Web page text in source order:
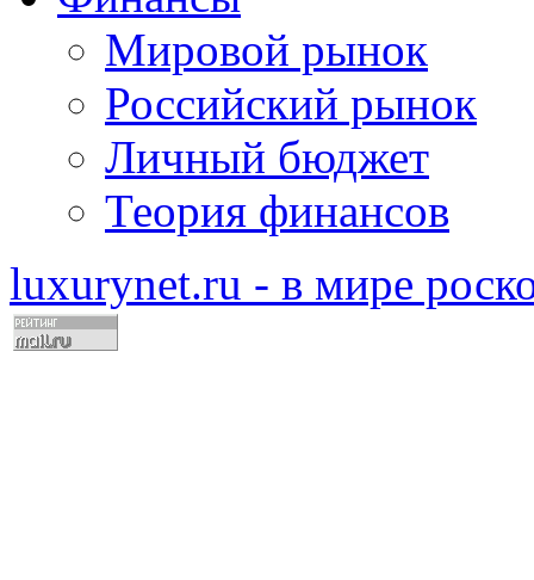
Мировой рынок
Российский рынок
Личный бюджет
Теория финансов
luxurynet.ru - в мире